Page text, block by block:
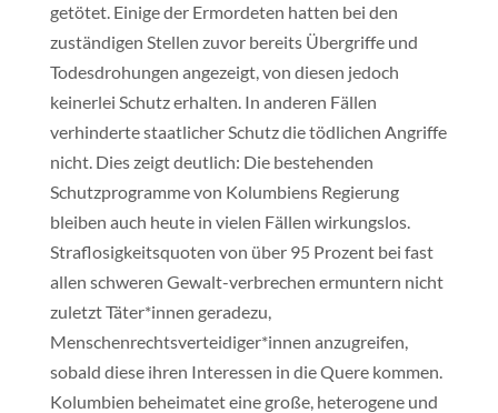
getötet. Einige der Ermordeten hatten bei den
zuständigen Stellen zuvor bereits Übergriffe und
Todesdrohungen angezeigt, von diesen jedoch
keinerlei Schutz erhalten. In anderen Fällen
verhinderte staatlicher Schutz die tödlichen Angriffe
nicht. Dies zeigt deutlich: Die bestehenden
Schutzprogramme von Kolumbiens Regierung
bleiben auch heute in vielen Fällen wirkungslos.
Straflosigkeitsquoten von über 95 Prozent bei fast
allen schweren Gewalt-verbrechen ermuntern nicht
zuletzt Täter*innen geradezu,
Menschenrechtsverteidiger*innen anzugreifen,
sobald diese ihren Interessen in die Quere kommen.
Kolumbien beheimatet eine große, heterogene und